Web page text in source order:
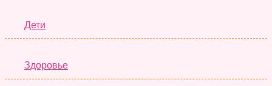
Дети
Здоровье